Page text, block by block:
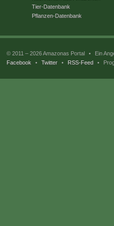
Tier-Datenbank
Pflanzen-Datenbank
© 2011 – 2026 Amazonas Portal •
Ein
Facebook
• Twitter • RSS-Feed •